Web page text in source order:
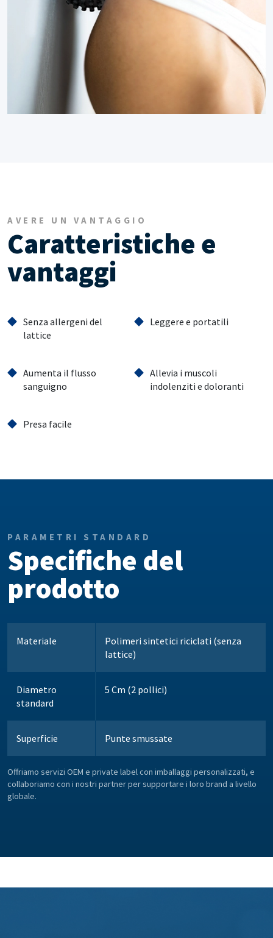
AVERE UN VANTAGGIO
Caratteristiche e
vantaggi
Senza allergeni del
lattice
Leggere e portatili
Aumenta il flusso
sanguigno
Allevia i muscoli
indolenziti e doloranti
Presa facile
PARAMETRI STANDARD
Specifiche del
prodotto
Materiale
Polimeri sintetici riciclati (senza
lattice)
Diametro
standard
5 Cm (2 pollici)
Superficie Punte smussate
Offriamo servizi OEM e private label con imballaggi personalizzati, e
collaboriamo con i nostri partner per supportare i loro brand a livello
globale.